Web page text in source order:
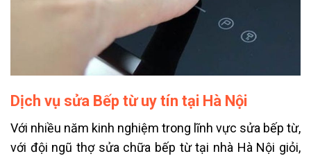
Dịch vụ sửa Bếp từ uy tín tại Hà Nội
Với nhiều năm kinh nghiệm trong lĩnh vực sửa bếp từ,
với đội ngũ thợ sửa chữa bếp từ tại nhà Hà Nội giỏi,